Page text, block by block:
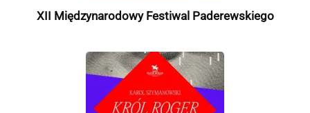
XII Międzynarodowy Festiwal Paderewskiego